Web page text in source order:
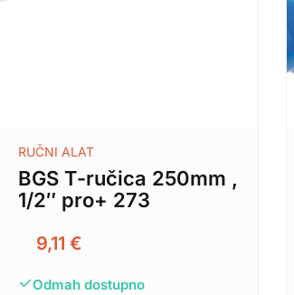
RUČNI ALAT
BGS T-ručica 250mm ,
1/2″ pro+ 273
9,11€
Odmah dostupno